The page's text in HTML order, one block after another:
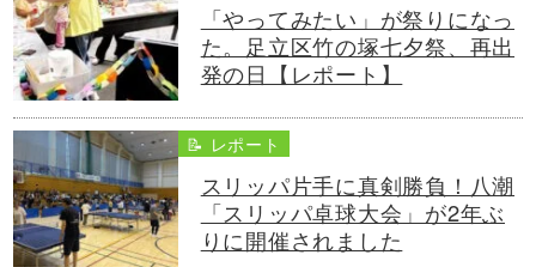
「やってみたい」が祭りになっ
た。足立区竹の塚七夕祭、再出
発の日【レポート】
📝 レポート
スリッパ片手に真剣勝負！八潮
「スリッパ卓球大会」が2年ぶ
りに開催されました